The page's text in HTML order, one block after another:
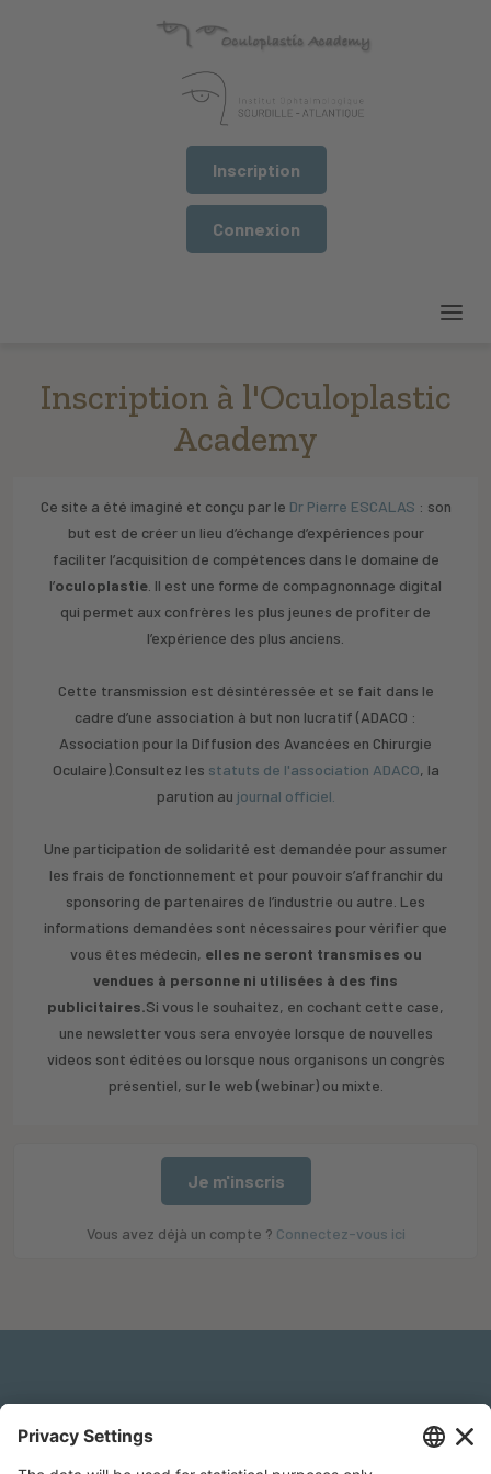
Inscription
Connexion
Inscription à l'Oculoplastic
Academy
Ce site a été imaginé et conçu par le Dr Pierre ESCALAS : son
but est de créer un lieu d’échange d’expériences pour
faciliter l’acquisition de compétences dans le domaine de
l’oculoplastie . Il est une forme de compagnonnage digital
qui permet aux confrères les plus jeunes de profiter de
l’expérience des plus anciens.
Cette transmission est désintéressée et se fait dans le
cadre d’une association à but non lucratif (ADACO :
Association pour la Diffusion des Avancées en Chirurgie
Oculaire).Consultez les statuts de l'association ADACO, la
parution au journal officiel.
Une participation de solidarité est demandée pour assumer
les frais de fonctionnement et pour pouvoir s’affranchir du
sponsoring de partenaires de l’industrie ou autre. Les
informations demandées sont nécessaires pour vérifier que
vous êtes médecin, elles ne seront transmises ou
vendues à personne ni utilisées à des fins
publicitaires.Si vous le souhaitez, en cochant cette case,
une newsletter vous sera envoyée lorsque de nouvelles
videos sont éditées ou lorsque nous organisons un congrès
présentiel, sur le web (webinar) ou mixte.
Je m'inscris
Vous avez déjà un compte ? Connectez-vous ici